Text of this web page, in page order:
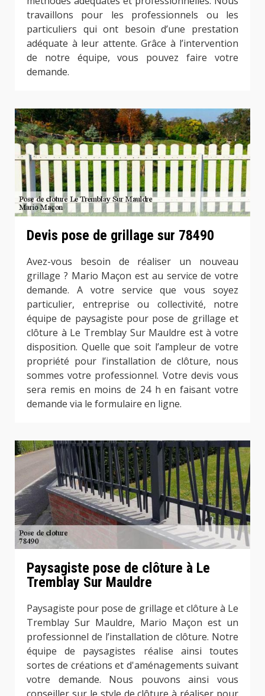
travaillons pour les professionnels ou les
particuliers qui ont besoin d’une prestation
adéquate à leur attente. Grâce à l’intervention
de notre équipe, vous pouvez faire votre
demande.
Devis pose de grillage sur 78490
Avez-vous besoin de réaliser un nouveau
grillage ? Mario Maçon est au service de votre
demande. A votre service que vous soyez
particulier, entreprise ou collectivité, notre
équipe de paysagiste pour pose de grillage et
clôture à Le Tremblay Sur Mauldre est à votre
disposition. Quelle que soit l’ampleur de votre
propriété pour l’installation de clôture, nous
sommes votre professionnel. Votre devis vous
sera remis en moins de 24 h en faisant votre
demande via le formulaire en ligne.
Paysagiste pose de clôture à Le
Tremblay Sur Mauldre
Paysagiste pour pose de grillage et clôture à Le
Tremblay Sur Mauldre, Mario Maçon est un
professionnel de l’installation de clôture. Notre
équipe de paysagistes réalise ainsi toutes
sortes de créations et d'aménagements suivant
votre demande. Nous pouvons ainsi vous